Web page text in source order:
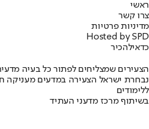
ראשי
צרו קשר
מדיניות פרטיות
Hosted by SPD
כדאילהכיר
הצעירים שמצליחים לפתור כל בעיה
נבחרת ישראל הצעירה במדעים מעניקה
ללימודים
בשיתוף מרכז מדעני העתיד